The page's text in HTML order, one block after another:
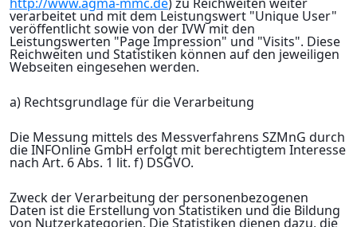
verarbeitet und mit dem Leistungswert "Unique User"
veröffentlicht sowie von der IVW mit den
Leistungswerten "Page Impression" und "Visits". Diese
Reichweiten und Statistiken können auf den jeweiligen
Webseiten eingesehen werden.
a) Rechtsgrundlage für die Verarbeitung
Die Messung mittels des Messverfahrens SZMnG durch
die INFOnline GmbH erfolgt mit berechtigtem Interesse
nach Art. 6 Abs. 1 lit. f) DSGVO.
Zweck der Verarbeitung der personenbezogenen
Daten ist die Erstellung von Statistiken und die Bildung
von Nutzerkategorien. Die Statistiken dienen dazu, die